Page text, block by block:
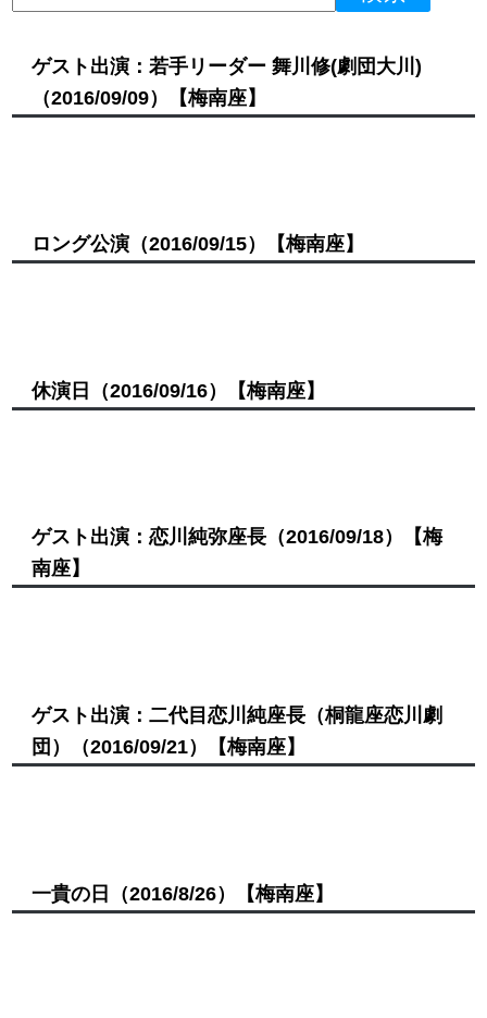
ゲスト出演：若手リーダー 舞川修(劇団大川)
（2016/09/09）
【梅南座】
ロング公演（2016/09/15） 【梅南座】
休演日 （2016/09/16） 【梅南座】
ゲスト出演：恋川純弥座長（2016/09/18）
【梅
南座】
ゲスト出演：二代目恋川純座長（桐龍座恋川劇
団）
（2016/09/21） 【梅南座】
一貴の日 （2016/8/26） 【梅南座】